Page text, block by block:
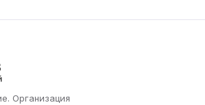
Организация